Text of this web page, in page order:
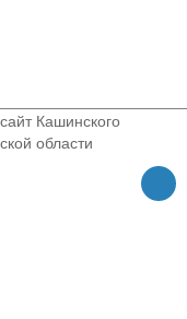
Кашинского
области